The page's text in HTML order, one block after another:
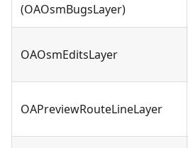
(OAOsmBugsLayer)
OAOsmEditsLayer
OAPreviewRouteLineLayer